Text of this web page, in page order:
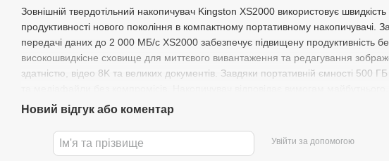
Зовнішній твердотільний накопичувач Kingston XS2000 використовує
продуктивності нового покоління в компактному портативному накопичувачі.
передачі даних до 2 000 МБ/с XS2000 забезпечує підвищену продуктивність
високошвидкісне сховище для миттєвого вивантаження та редагування
здатністю, відео 8K та великих документів. Завдяки портативній ємності 500
пам'яті та сумісний з більшістю пристроїв із коробки. Він функціонує так само,
геймерам отримувати доступ до своїх даних де завгодно. Незалежно від того,
розвагами та повсякденними проектами, модель XS2000 оснащена знімним
Новий відгук або коментар
Увійти за допомогою